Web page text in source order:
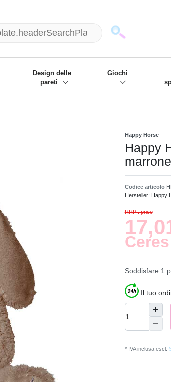
Design delle
pareti
Giochi
Happy Horse
Happy
marrone
Codice articolo
Hersteller: Happy
RRP : price
Soddisfare 1
Il tuo
* IVA inclusa escl.